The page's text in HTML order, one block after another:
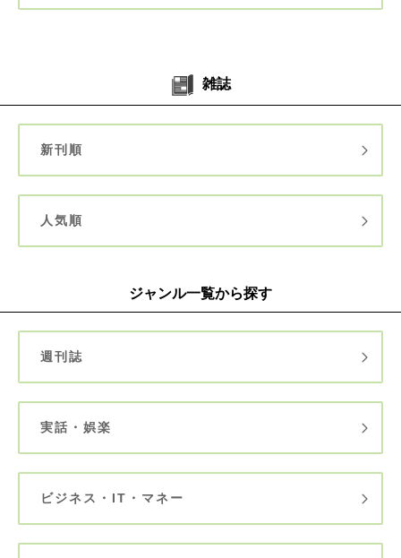
雑誌
新刊順
人気順
ジャンル一覧から探す
週刊誌
実話・娯楽
ビジネス・IT・マネー